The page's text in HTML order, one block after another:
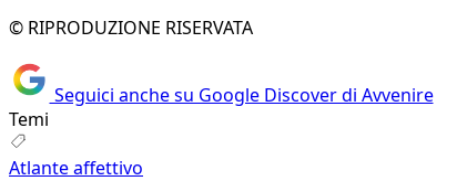
© RIPRODUZIONE RISERVATA
Seguici anche su Google Discover di Avvenire
Temi
Atlante affettivo